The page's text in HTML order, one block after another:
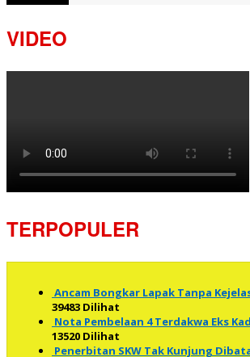
VIDEO
TERPOPULER
Ancam Bongkar Lapak Tanpa
39483 Dilihat
Nota Pembelaan 4 Terdakwa Eks
13520 Dilihat
Penerbitan SKW Tak Kunjung